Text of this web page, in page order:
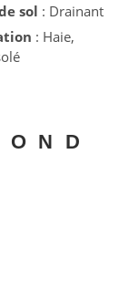
sol
: Drainant
: Haie,
O N D